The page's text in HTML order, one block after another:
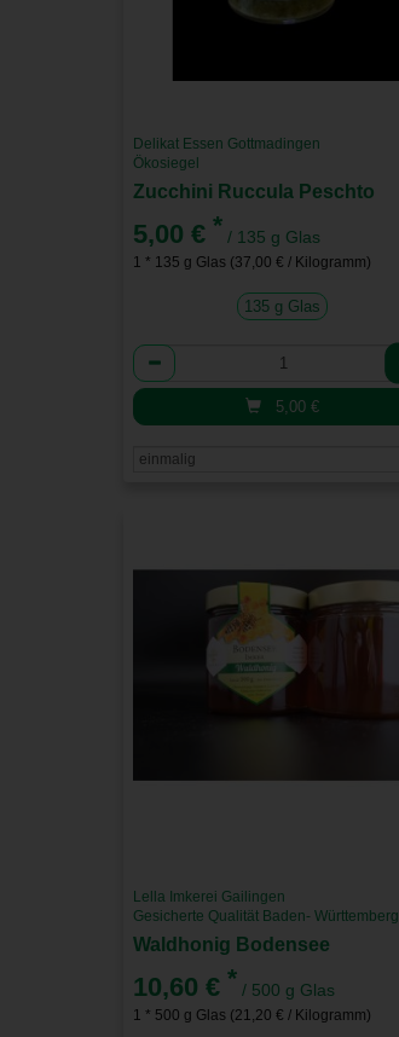
Delikat Essen Gottmadingen
Ökosiegel
Zucchini Ruccula Peschto
5,00 € * / 135 g Glas
1 * 135 g Glas (37,00 € / Kilogramm)
135 g Glas
Anzahl
5,00 €
Lella Imkerei Gailingen
Gesicherte Qualität Baden- Württemberg
Waldhonig Bodensee
10,60 € * / 500 g Glas
1 * 500 g Glas (21,20 € / Kilogramm)